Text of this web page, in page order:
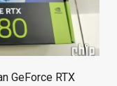
GeForce RTX